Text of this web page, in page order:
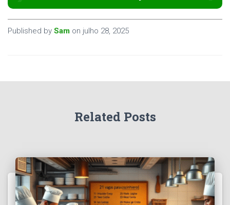
Published by Sam on julho 28, 2025
Related Posts